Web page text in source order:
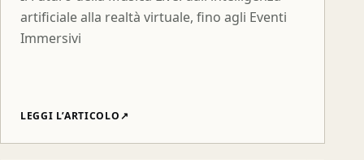
artificiale alla realtà virtuale, fino agli Eventi
Immersivi
LEGGI L’ARTICOLO↗